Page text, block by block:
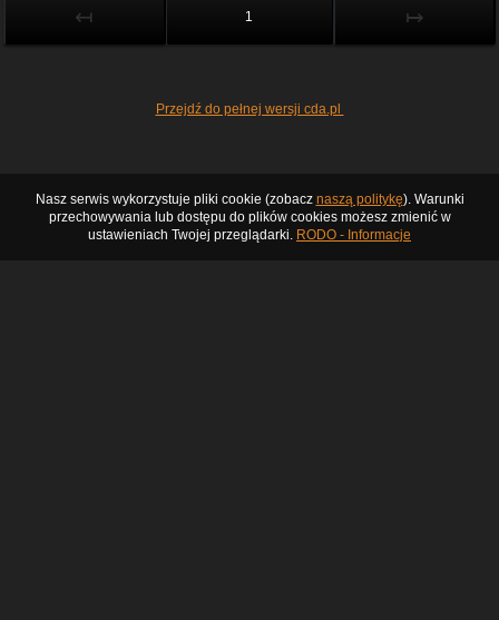
↤ 1 ↦
Przejdź do pełnej wersji cda.pl
Nasz serwis wykorzystuje pliki cookie (zobacz naszą politykę). Warunki
przechowywania lub dostępu do plików cookies możesz zmienić w
ustawieniach Twojej przeglądarki. RODO - Informacje